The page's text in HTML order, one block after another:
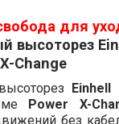
для
высоторез
Change
Einhell
Power X-
без